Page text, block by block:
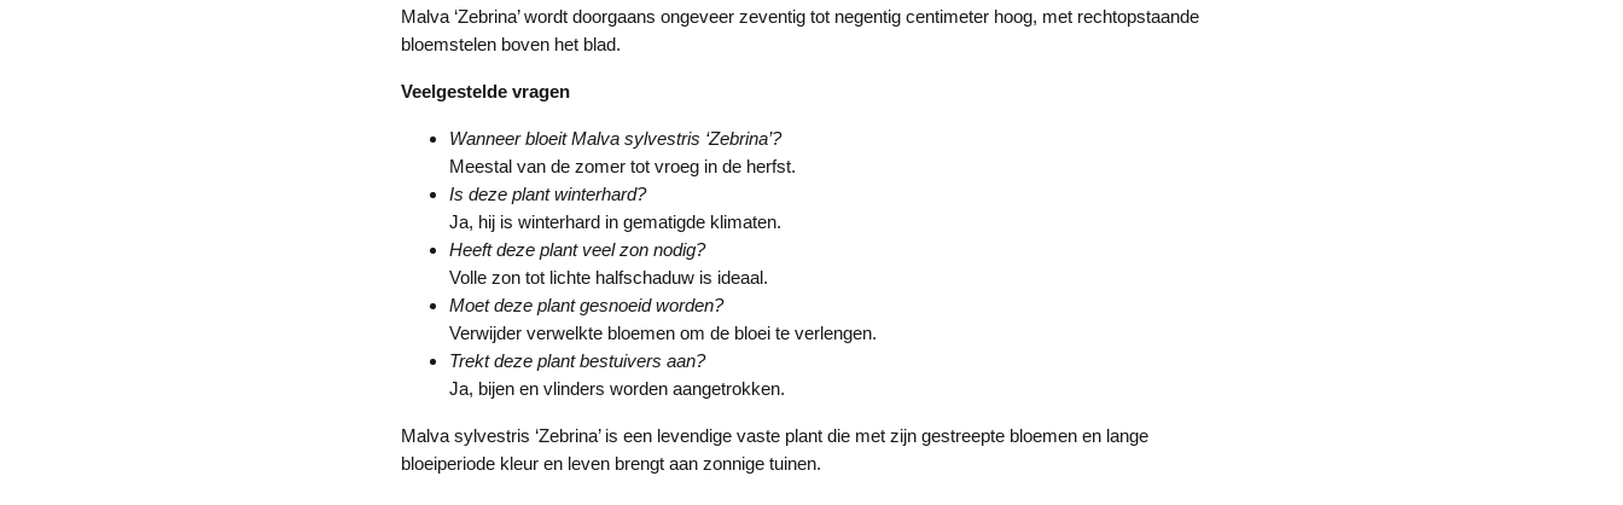
Malva ‘Zebrina’ wordt doorgaans ongeveer zeventig tot negentig centimeter hoog, met rechtopstaande
bloemstelen boven het blad.
Veelgestelde vragen
Wanneer bloeit Malva sylvestris ‘Zebrina’?
Meestal van de zomer tot vroeg in de herfst.
Is deze plant winterhard?
Ja, hij is winterhard in gematigde klimaten.
Heeft deze plant veel zon nodig?
Volle zon tot lichte halfschaduw is ideaal.
Moet deze plant gesnoeid worden?
Verwijder verwelkte bloemen om de bloei te verlengen.
Trekt deze plant bestuivers aan?
Ja, bijen en vlinders worden aangetrokken.
Malva sylvestris ‘Zebrina’ is een levendige vaste plant die met zijn gestreepte bloemen en lange
bloeiperiode kleur en leven brengt aan zonnige tuinen.